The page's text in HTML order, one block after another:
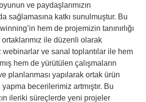
ve paydaşlarımızın
sağlamasına katkı sunulmuştur. Bu
hem de projemizin tanınırlığı
ortaklarımız ile düzenli olarak
ve sanal toplantılar ile hem
hem de yürütülen çalışmaların
planlanması yapılarak ortak ürün
becerilerimiz artmıştır. Bu
ileriki süreçlerde yeni projeler